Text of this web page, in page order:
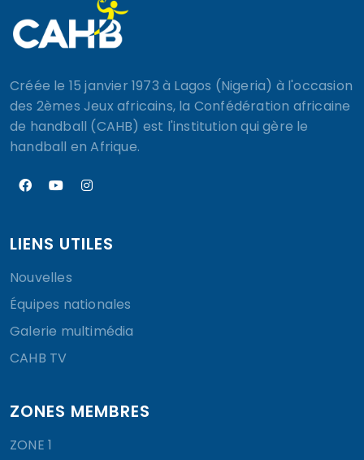
Créée le 15 janvier 1973 à Lagos (Nigeria) à l'occasion
des 2èmes Jeux africains, la Confédération africaine
de handball (CAHB) est l'institution qui gère le
handball en Afrique.
LIENS UTILES
Nouvelles
Équipes nationales
Galerie multimédia
CAHB TV
ZONES MEMBRES
ZONE 1